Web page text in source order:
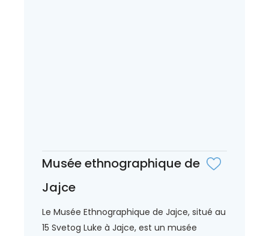
Musée ethnographique de
Jajce
Le Musée Ethnographique de Jajce, situé au
15 Svetog Luke à Jajce, est un musée